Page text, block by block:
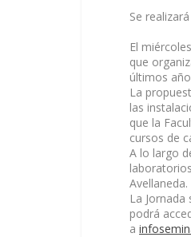
Se
El
que
últimos
La
las
que la
cursos de
A lo largo
Avellaneda.
La
podrá
a